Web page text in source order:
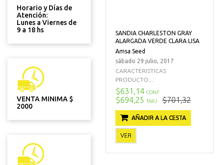
Horario y Días de
Atención:
Lunes a Viernes de
9 a 18 hs
VENTA MINIMA $
2000
SANDIA CHARLESTON GRAY
ALARGADA VERDE CLARA LISA
Amsa Seed
sábado 29 julio, 2017
CARACTERISTICAS
PRODUCTO:...
$631,14 CONT
$694,25 TARJ $701,32
AÑADIR A LA CESTA
VER